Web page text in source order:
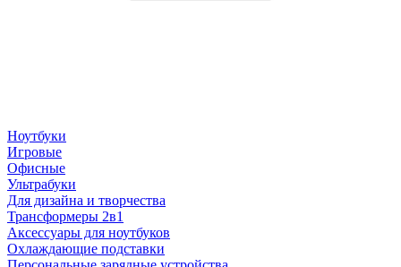
Ноутбуки
Игровые
Офисные
Ультрабуки
Для дизайна и творчества
Трансформеры 2в1
Аксессуары для ноутбуков
Охлаждающие подставки